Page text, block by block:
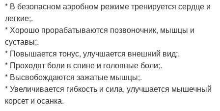
* В безопасном аэробном режиме тренируется сердце и
легкие;.
* Хорошо прорабатываются позвоночник, мышцы и
суставы;.
* Повышается тонус, улучшается внешний вид;.
* Проходят боли в спине и головные боли;.
* Высвобождаются зажатые мышцы;.
* Увеличивается гибкость и сила, улучшается мышечный
корсет и осанка.